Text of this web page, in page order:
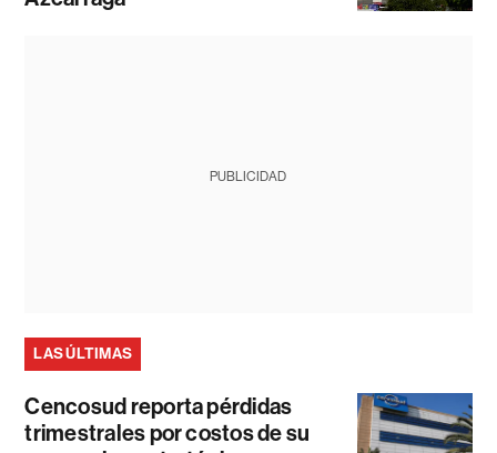
PUBLICIDAD
LAS ÚLTIMAS
Cencosud reporta pérdidas
trimestrales por costos de su